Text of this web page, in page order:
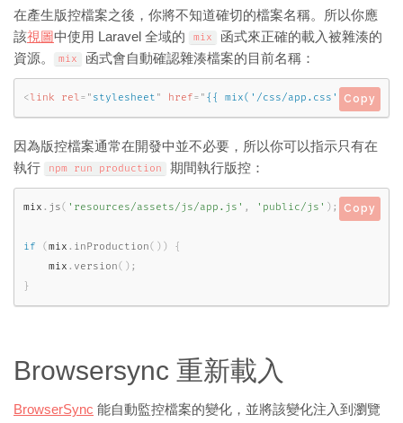
在產生版控檔案之後，你將不知道確切的檔案名稱。所以你應
該視圖中使用 Laravel 全域的 mix
函式來正確的載入被雜湊的
資源。
mix 函式會自動確認雜湊檔案的目前名稱：
<link rel= " stylesheet " href= " {{ mix('/css/app.css') }}">
Copy
因為版控檔案通常在開發中並不必要，所以你可以指示只有在
執行
npm run production 期間執行版控：
mix . js( 'resources/assets/js/app.js' , 'public/js' ) ;
if ( mix . inProduction( ) )
{
    mix
. version( ) ;
}
Copy
Browsersync 重新載入
BrowserSync 能自動監控檔案的變化，並將該變化注入到瀏覽